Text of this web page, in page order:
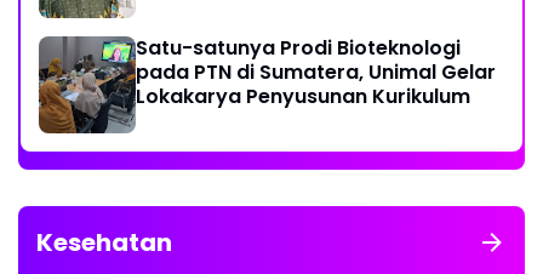
Satu-satunya Prodi Bioteknologi
pada PTN di Sumatera, Unimal Gelar
Lokakarya Penyusunan Kurikulum
Kesehatan